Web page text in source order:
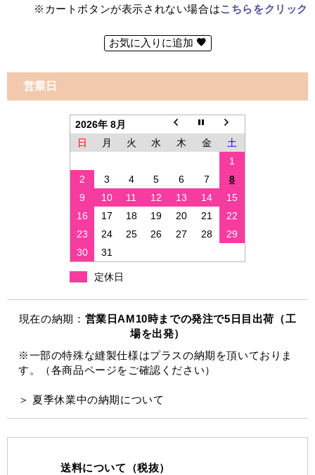
※カートボタンが表示されない場合はこちらをクリック
お気に入りに追加
営業日
2026年 8月
日
月 火 水 木 金
土
1
2
3 4 5 6 7
8
9
10 11 12 13 14
15
16
17 18 19 20 21
22
23
24 25 26 27 28
29
30
31
定休日
現在の納期： 営業日AM10時までの発注で5日目出荷（工
場を出発）
※一部の特殊な縫製仕様はプラスの納期を頂いておりま
す。（各商品ページをご確認ください）
＞ 夏季休業中の納期について
送料について（税抜）